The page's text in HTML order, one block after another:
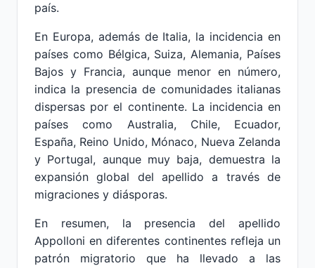
país.
En Europa, además de Italia, la incidencia en
países como Bélgica, Suiza, Alemania, Países
Bajos y Francia, aunque menor en número,
indica la presencia de comunidades italianas
dispersas por el continente. La incidencia en
países como Australia, Chile, Ecuador,
España, Reino Unido, Mónaco, Nueva Zelanda
y Portugal, aunque muy baja, demuestra la
expansión global del apellido a través de
migraciones y diásporas.
En resumen, la presencia del apellido
Appolloni en diferentes continentes refleja un
patrón migratorio que ha llevado a las